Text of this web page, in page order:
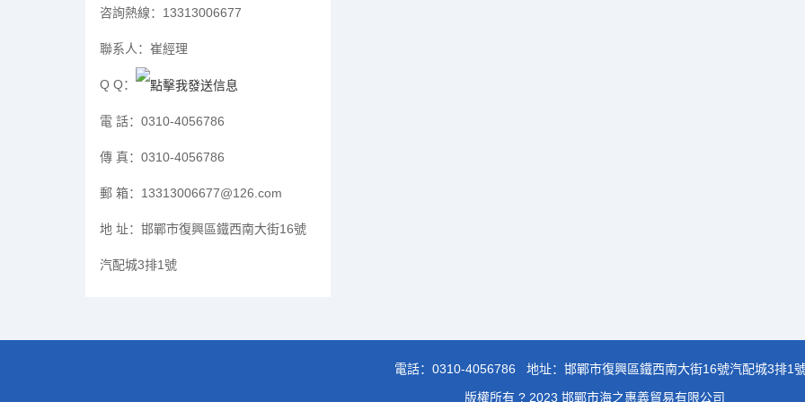
咨詢熱線： 13313006677
聯系人： 崔經理
Q Q：
電 話： 0310-4056786
傳 真： 0310-4056786
郵 箱： 13313006677@126.com
地 址： 邯鄲市復興區鐵西南大街16號
汽配城3排1號
電話： 0310-4056786
地址：邯鄲市復興區鐵西南大街16號汽配城3排1
版權所有 ? 2023 邯鄲市海之惠義貿易有限公司